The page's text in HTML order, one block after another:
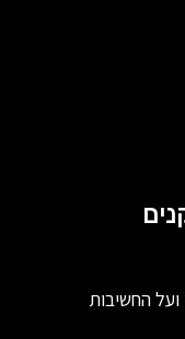
החשיבות